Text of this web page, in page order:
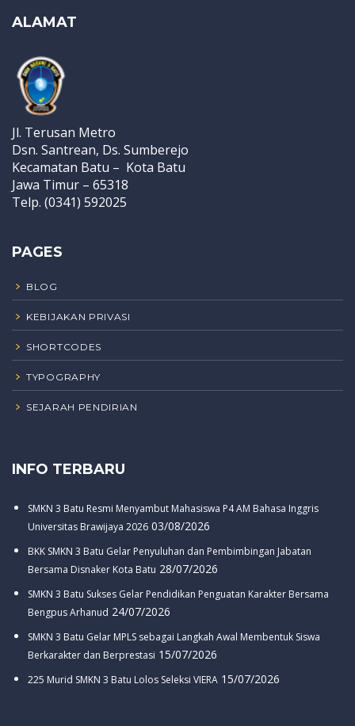
ALAMAT
Jl. Terusan Metro
Dsn. Santrean, Ds. Sumberejo
Kecamatan Batu – Kota Batu
Jawa Timur – 65318
Telp. (0341) 592025
PAGES
BLOG
KEBIJAKAN PRIVASI
SHORTCODES
TYPOGRAPHY
SEJARAH PENDIRIAN
INFO TERBARU
SMKN 3 Batu Resmi Menyambut Mahasiswa P4 AM Bahasa Inggris
Universitas Brawijaya 2026 03/08/2026
BKK SMKN 3 Batu Gelar Penyuluhan dan Pembimbingan Jabatan
Bersama Disnaker Kota Batu 28/07/2026
SMKN 3 Batu Sukses Gelar Pendidikan Penguatan Karakter Bersama
Bengpus Arhanud 24/07/2026
SMKN 3 Batu Gelar MPLS sebagai Langkah Awal Membentuk Siswa
Berkarakter dan Berprestasi 15/07/2026
225 Murid SMKN 3 Batu Lolos Seleksi VIERA 15/07/2026